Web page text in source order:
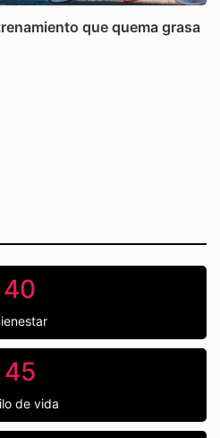
que quema grasa
40
45
de vida